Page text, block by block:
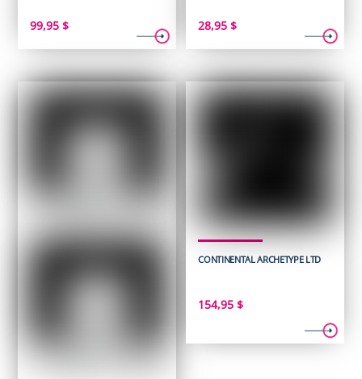
99,95$ 28,95$
CONTINENTAL ARCHETYPE LTD
154,95$